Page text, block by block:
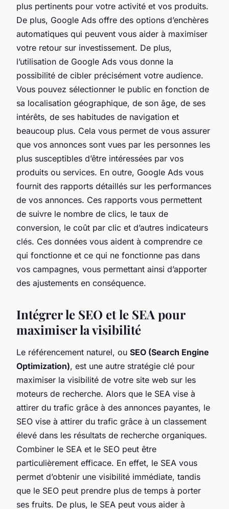
plus pertinents pour votre activité et vos produits.
De plus, Google Ads offre des options d’enchères
automatiques qui peuvent vous aider à maximiser
votre retour sur investissement. De plus,
l’utilisation de Google Ads vous donne la
possibilité de cibler précisément votre audience.
Vous pouvez sélectionner le public en fonction de
sa localisation géographique, de son âge, de ses
intérêts, de ses habitudes de navigation et
beaucoup plus. Cela vous permet de vous assurer
que vos annonces sont vues par les personnes les
plus susceptibles d’être intéressées par vos
produits ou services. En outre, Google Ads vous
fournit des rapports détaillés sur les performances
de vos annonces. Ces rapports vous permettent
de suivre le nombre de clics, le taux de
conversion, le coût par clic et d’autres indicateurs
clés. Ces données vous aident à comprendre ce
qui fonctionne et ce qui ne fonctionne pas dans
vos campagnes, vous permettant ainsi d’apporter
des ajustements en conséquence.
Intégrer le SEO et le SEA pour
maximiser la visibilité
Le référencement naturel, ou SEO (Search Engine
Optimization), est une autre stratégie clé pour
maximiser la visibilité de votre site web sur les
moteurs de recherche. Alors que le SEA vise à
attirer du trafic grâce à des annonces payantes, le
SEO vise à attirer du trafic grâce à un classement
élevé dans les résultats de recherche organiques.
Combiner le SEA et le SEO peut être
particulièrement efficace. En effet, le SEA vous
permet d’obtenir une visibilité immédiate, tandis
que le SEO peut prendre plus de temps à porter
ses fruits. De plus, le SEA peut vous aider à